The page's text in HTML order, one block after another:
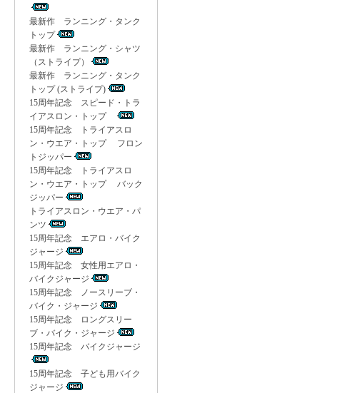
最新作 ランニング・タンク
トップ
最新作 ランニング・シャツ
（ストライプ）
最新作 ランニング・タンク
トップ (ストライプ)
15周年記念 スピード・トラ
イアスロン・トップ
15周年記念 トライアスロ
ン・ウエア・トップ フロン
トジッパー
15周年記念 トライアスロ
ン・ウエア・トップ バック
ジッパー
トライアスロン・ウエア・パ
ンツ
15周年記念 エアロ・バイク
ジャージ
15周年記念 女性用エアロ・
バイクジャージ
15周年記念 ノースリーブ・
バイク・ジャージ
15周年記念 ロングスリー
ブ・バイク・ジャージ
15周年記念 バイクジャージ
15周年記念 子ども用バイク
ジャージ